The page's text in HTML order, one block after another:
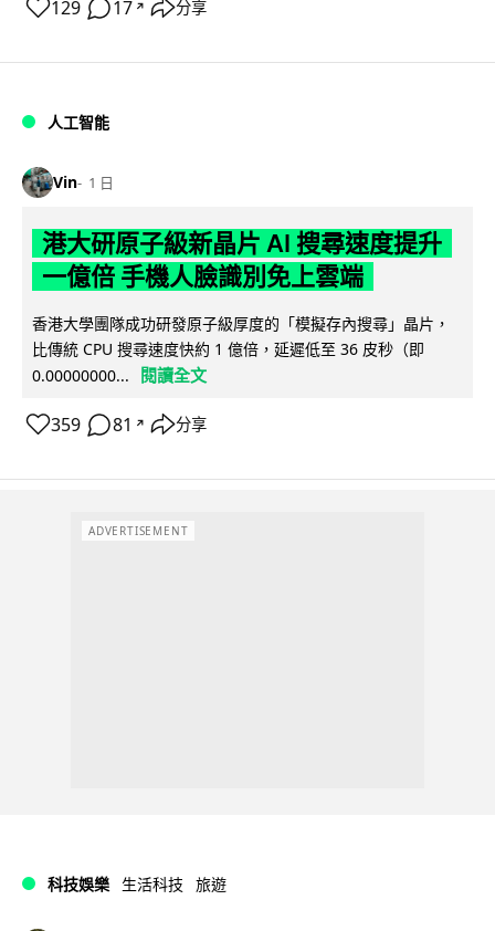
129 17 ↗ 分享
人工智能
Vin 1 日
港大研原子級新晶片 AI 搜尋速度提升
一億倍 手機人臉識別免上雲端
香港大學團隊成功研發原子級厚度的「模擬存內搜尋」晶片，
比傳統 CPU 搜尋速度快約 1 億倍，延遲低至 36 皮秒（即
0.00000000...
閱讀全文
359 81 ↗ 分享
ADVERTISEMENT
科技娛樂 生活科技 旅遊